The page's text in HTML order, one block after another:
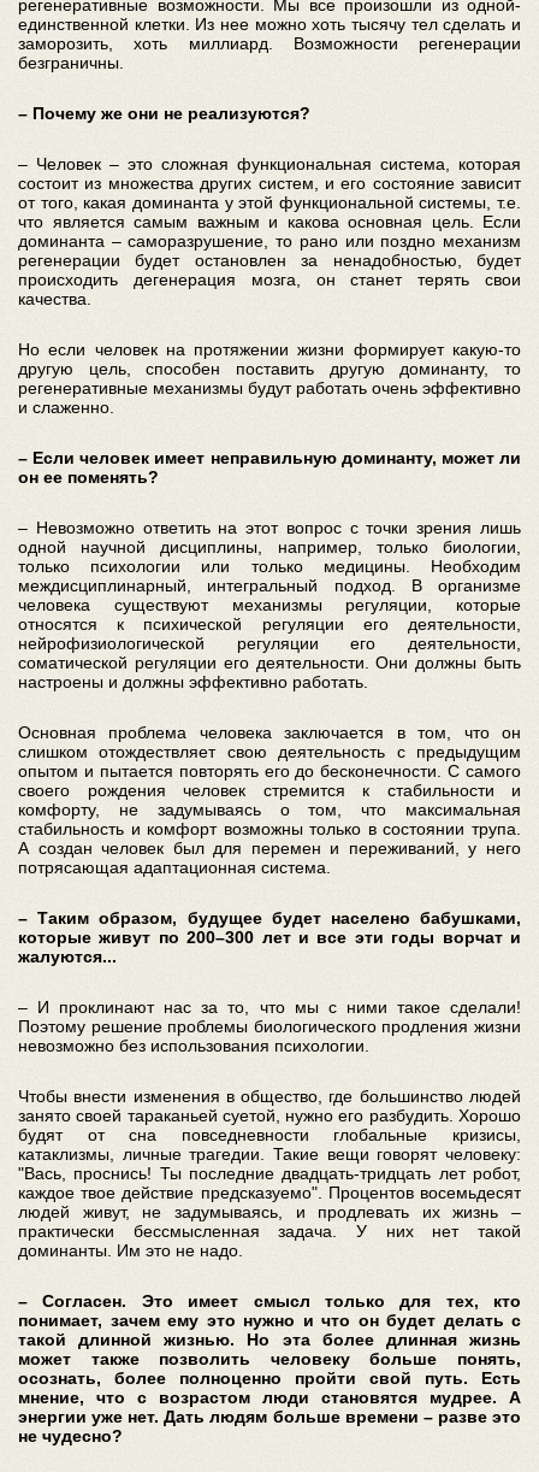
регенеративные возможности. Мы все произошли из одной-
единственной клетки. Из нее можно хоть тысячу тел сделать и
заморозить, хоть миллиард. Возможности регенерации
безграничны.
– Почему же они не реализуются?
– Человек – это сложная функциональная система, которая
состоит из множества других систем, и его состояние зависит
от того, какая доминанта у этой функциональной системы, т.е.
что является самым важным и какова основная цель. Если
доминанта – саморазрушение, то рано или поздно механизм
регенерации будет остановлен за ненадобностью, будет
происходить дегенерация мозга, он станет терять свои
качества.
Но если человек на протяжении жизни формирует какую-то
другую цель, способен поставить другую доминанту, то
регенеративные механизмы будут работать очень эффективно
и слаженно.
– Если человек имеет неправильную доминанту, может ли
он ее поменять?
– Невозможно ответить на этот вопрос с точки зрения лишь
одной научной дисциплины, например, только биологии,
только психологии или только медицины. Необходим
междисциплинарный, интегральный подход. В организме
человека существуют механизмы регуляции, которые
относятся к психической регуляции его деятельности,
нейрофизиологической регуляции его деятельности,
соматической регуляции его деятельности. Они должны быть
настроены и должны эффективно работать.
Основная проблема человека заключается в том, что он
слишком отождествляет свою деятельность с предыдущим
опытом и пытается повторять его до бесконечности. С самого
своего рождения человек стремится к стабильности и
комфорту, не задумываясь о том, что максимальная
стабильность и комфорт возможны только в состоянии трупа.
А создан человек был для перемен и переживаний, у него
потрясающая адаптационная система.
– Таким образом, будущее будет населено бабушками,
которые живут по 200–300 лет и все эти годы ворчат и
жалуются...
– И проклинают нас за то, что мы с ними такое сделали!
Поэтому решение проблемы биологического продления жизни
невозможно без использования психологии.
Чтобы внести изменения в общество, где большинство людей
занято своей тараканьей суетой, нужно его разбудить. Хорошо
будят от сна повседневности глобальные кризисы,
катаклизмы, личные трагедии. Такие вещи говорят человеку:
"Вась, проснись! Ты последние двадцать-тридцать лет робот,
каждое твое действие предсказуемо". Процентов восемьдесят
людей живут, не задумываясь, и продлевать их жизнь –
практически бессмысленная задача. У них нет такой
доминанты. Им это не надо.
– Согласен. Это имеет смысл только для тех, кто
понимает, зачем ему это нужно и что он будет делать с
такой длинной жизнью. Но эта более длинная жизнь
может также позволить человеку больше понять,
осознать, более полноценно пройти свой путь. Есть
мнение, что с возрастом люди становятся мудрее. А
энергии уже нет. Дать людям больше времени – разве это
не чудесно?